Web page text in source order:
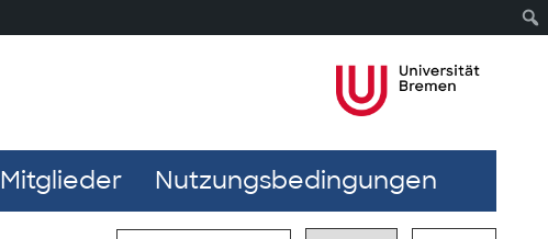
Mitglieder Nutzungsbedingungen